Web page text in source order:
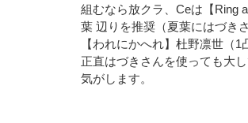
組むなら放クラ、Ceは【Ring
葉 辺りを推奨（夏葉にはづき
【われにかへれ】杜野凛世（1
正直はづきさんを使っても大
気がします。